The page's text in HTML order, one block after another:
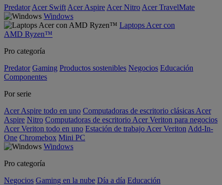
Predator Acer Swift Acer Aspire Acer Nitro Acer TravelMate
Windows
Laptops Acer con
AMD Ryzen™
Pro categoría
Predator Gaming Productos sostenibles Negocios Educación
Componentes
Por serie
Acer Aspire todo en uno Computadoras de escritorio clásicas Acer
Aspire Nitro Computadoras de escritorio Acer Veriton para negocios
Acer Veriton todo en uno Estación de trabajo Acer Veriton Add-In-
One Chromebox Mini PC
Windows
Pro categoría
Negocios Gaming en la nube Día a día Educación